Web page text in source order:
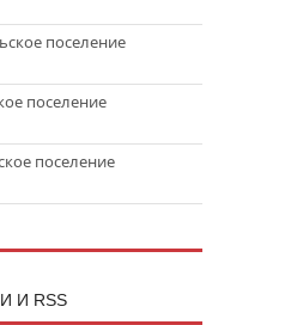
поселение
поселение
поселение
И RSS